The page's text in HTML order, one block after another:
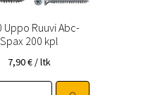
Uppo Ruuvi Abc-
Spax 200 kpl
7,90€ / ltk